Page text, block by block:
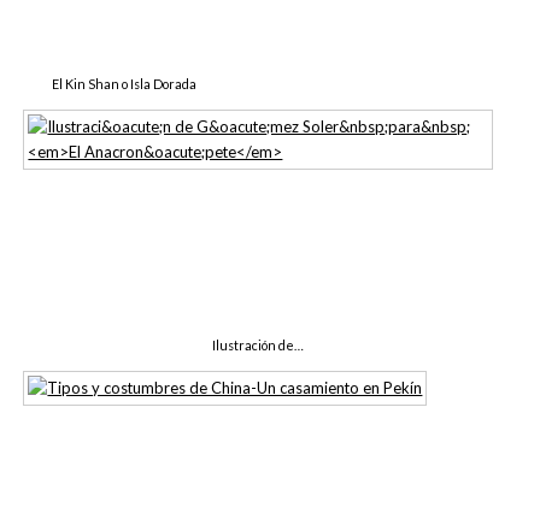
El Kin Shan o Isla Dorada
Ilustración de…